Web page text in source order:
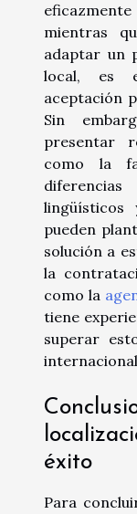
mientras
adaptar un
local, es
aceptación
Sin
presentar
como la
lingüísticos
pueden
solución a
la
como la
tiene
superar
éxito
Para